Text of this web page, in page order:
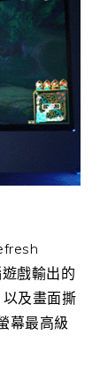
戲輸出的
及畫面撕
幕最高級